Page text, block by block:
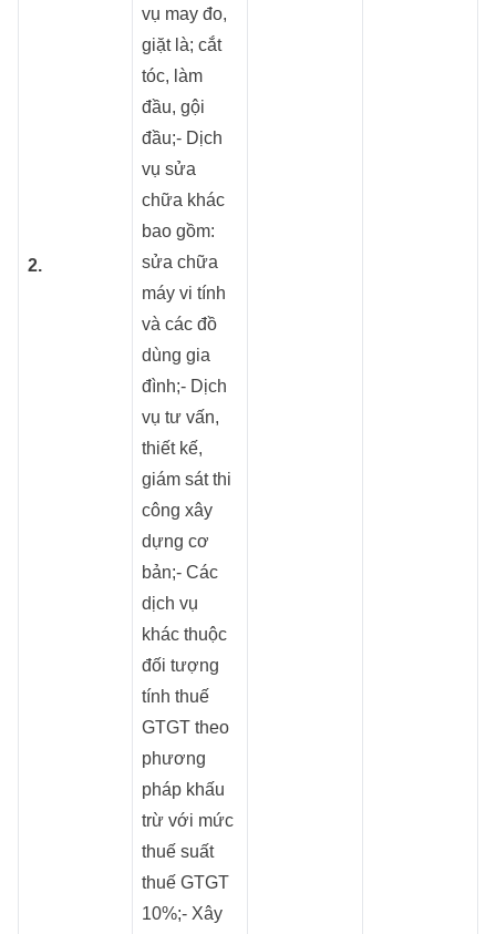
2.
vụ may đo,
giặt là; cắt
tóc, làm
đầu, gội
đầu;- Dịch
vụ sửa
chữa khác
bao gồm:
sửa chữa
máy vi tính
và các đồ
dùng gia
đình;- Dịch
vụ tư vấn,
thiết kế,
giám sát thi
công xây
dựng cơ
bản;- Các
dịch vụ
khác thuộc
đối tượng
tính thuế
GTGT theo
phương
pháp khấu
trừ với mức
thuế suất
thuế GTGT
10%;- Xây